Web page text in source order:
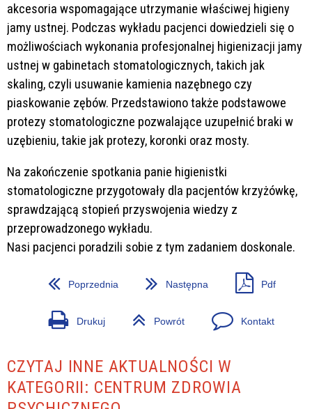
akcesoria wspomagające utrzymanie właściwej higieny
jamy ustnej. Podczas wykładu pacjenci dowiedzieli się o
możliwościach wykonania profesjonalnej higienizacji jamy
ustnej w gabinetach stomatologicznych, takich jak
skaling, czyli usuwanie kamienia nazębnego czy
piaskowanie zębów. Przedstawiono także podstawowe
protezy stomatologiczne pozwalające uzupełnić braki w
uzębieniu, takie jak protezy, koronki oraz mosty.
Na zakończenie spotkania panie higienistki
stomatologiczne przygotowały dla pacjentów krzyżówkę,
sprawdzającą stopień przyswojenia wiedzy z
przeprowadzonego wykładu.
Nasi pacjenci poradzili sobie z tym zadaniem doskonale.
Poprzednia Następna Pdf
Drukuj Powrót Kontakt
CZYTAJ INNE AKTUALNOŚCI W
KATEGORII: CENTRUM ZDROWIA